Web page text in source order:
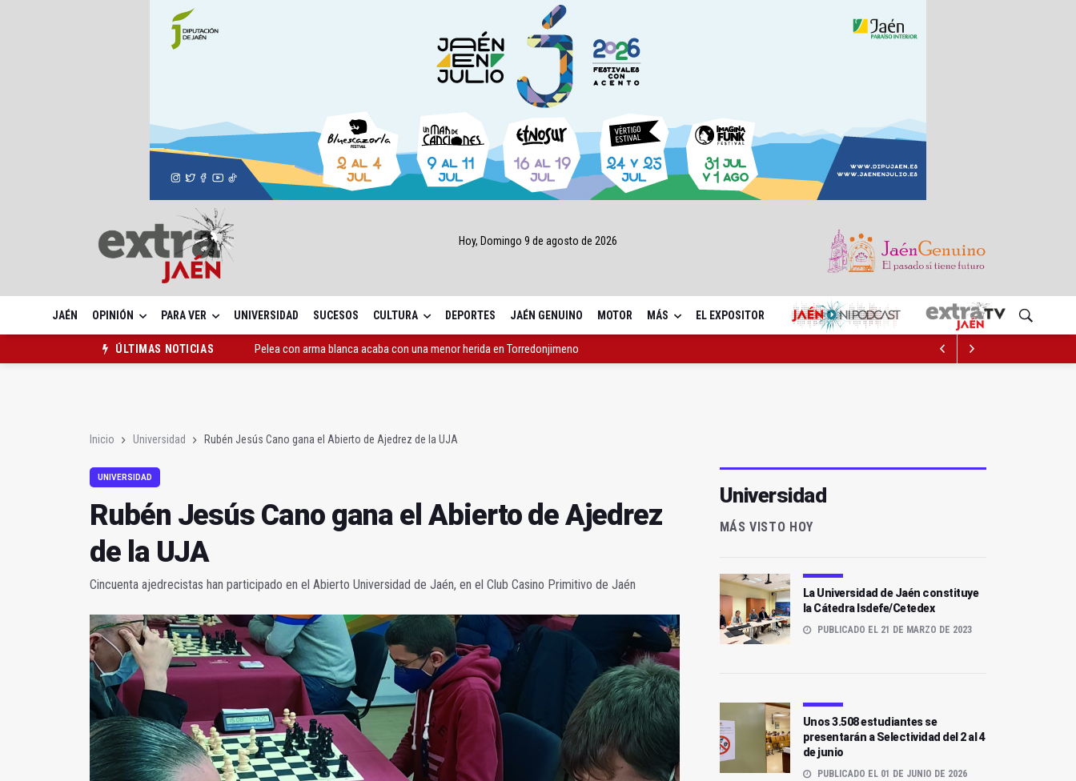
Hoy, Domingo 9 de agosto de 2026
JAÉN OPINIÓN PARA VER UNIVERSIDAD SUCESOS CULTURA DEPORTES JAÉN GENUINO MOTOR MÁS EL EXPOSITOR
ÚLTIMAS NOTICIAS
Pelea con arma blanca acaba con una menor herida en Torredonjimeno
Inicio Universidad Rubén Jesús Cano gana el Abierto de Ajedrez de la UJA
UNIVERSIDAD
Rubén Jesús Cano gana el Abierto de Ajedrez
de la UJA
Cincuenta ajedrecistas han participado en el Abierto Universidad de Jaén, en el Club Casino Primitivo de Jaén
Universidad
MÁS VISTO HOY
La Universidad de Jaén constituye
la Cátedra Isdefe/Cetedex
PUBLICADO EL 21 DE MARZO DE 2023
Unos 3.508 estudiantes se
presentarán a Selectividad del 2 al 4
de junio
PUBLICADO EL 01 DE JUNIO DE 2026